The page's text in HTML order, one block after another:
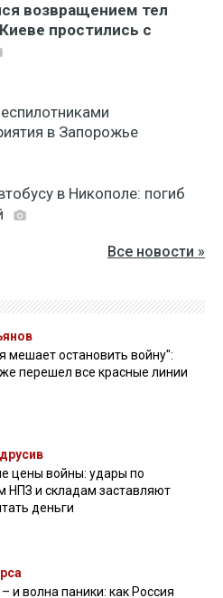
возвращением тел
простились с
в Запорожье
в Никополе: погиб
Все новости »
мешает остановить войну":
перешел все красные линии
цены войны: удары по
НПЗ и складам заставляют
деньги
и волна паники: как Россия